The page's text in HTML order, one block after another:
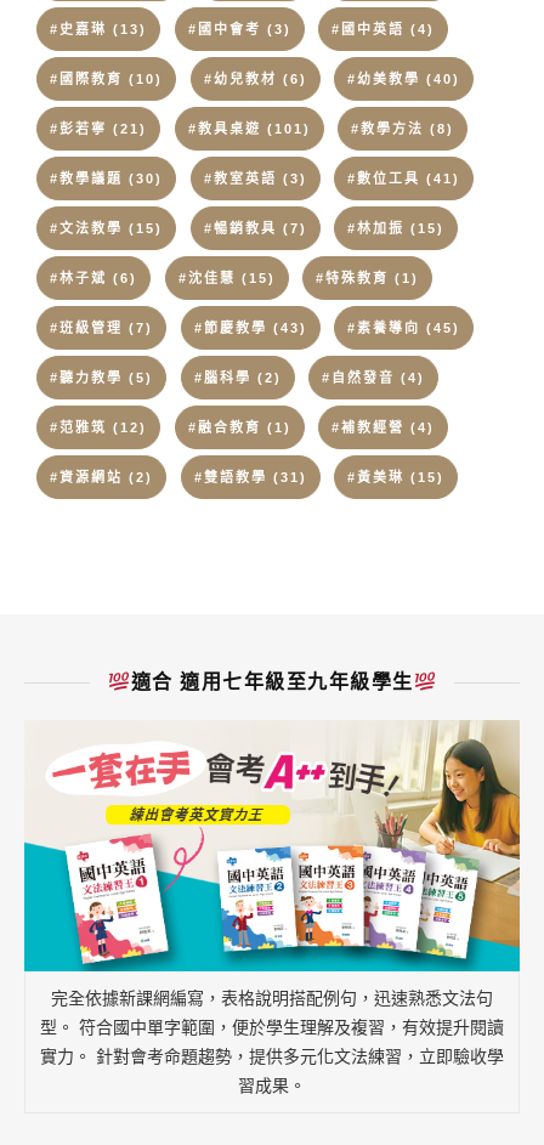
#史嘉琳 (13) #國中會考 (3) #國中英語 (4)
#國際教育 (10) #幼兒教材 (6) #幼美教學 (40)
#彭若寧 (21) #教具桌遊 (101) #教學方法 (8)
#教學議題 (30) #教室英語 (3) #數位工具 (41)
#文法教學 (15) #暢銷教具 (7) #林加振 (15)
#林子斌 (6) #沈佳慧 (15) #特殊教育 (1)
#班級管理 (7) #節慶教學 (43) #素養導向 (45)
#聽力教學 (5) #腦科學 (2) #自然發音 (4)
#范雅筑 (12) #融合教育 (1) #補教經營 (4)
#資源網站 (2) #雙語教學 (31) #黃美琳 (15)
適合 適用七年級至九年級學生
完全依據新課網編寫，表格說明搭配例句，迅速熟悉文法句
型。 符合國中單字範圍，便於學生理解及複習，有效提升閱讀
實力。 針對會考命題趨勢，提供多元化文法練習，立即驗收學
習成果。